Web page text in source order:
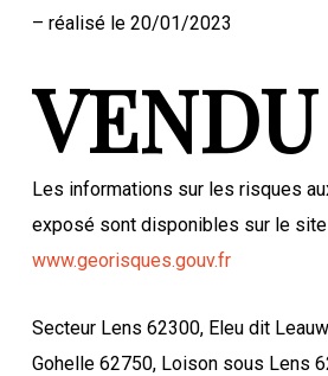
– réalisé le 20/01/2023
VENDU
Les informations sur les risques
exposé sont disponibles sur le site
www.georisques.gouv.fr
Secteur Lens 62300, Eleu dit
Gohelle 62750, Loison sous Lens